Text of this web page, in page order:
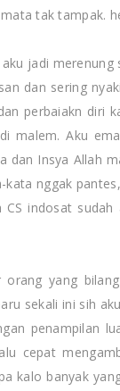
tak tampak.
jadi
dan sering
perbaiakn diri
malem. Aku
dan Insya Allah
kata nggak
CS indosat
orang yang
sekali ini sih
penampilan
cepat
kalo banyak